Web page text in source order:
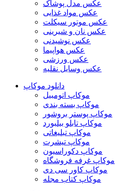
عکس مدل پوشاک
عکس مواد غذایی
عکس موتور سیکلت
عکس نان و شیرینی
عکس نوشیدنی
عکس هواپیما
عکس ورزشی
عکس وسایل نقلیه
دانلود موکاپ
موکاپ اتومبیل
موکاپ بسته بندی
موکاپ پوستر بروشور
موکاپ تابلو بیلبورد
موکاپ تبلیغاتی
موکاپ تیشرت
موکاپ دکوراسیون
موکاپ غرفه فروشگاه
موکاپ کاور سی دی
موکاپ کتاب مجله